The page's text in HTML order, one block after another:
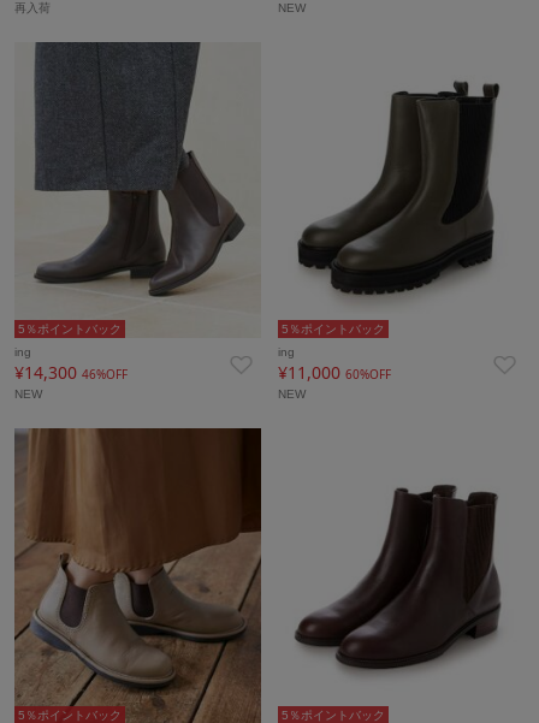
再入荷 NEW
5％ポイントバック
ing
¥14,300 46%OFF
NEW
5％ポイントバック
ing
¥11,00060%OFF
NEW
5％ポイントバック
5％ポイントバック